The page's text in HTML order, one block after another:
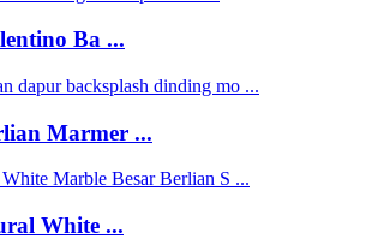
Ba ...
Marmer ...
White ...